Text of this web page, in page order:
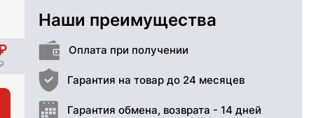
Наши преимущества
Оплата при получении
Гарантия на товар до 24 месяцев
Гарантия обмена, возврата - 14 дней